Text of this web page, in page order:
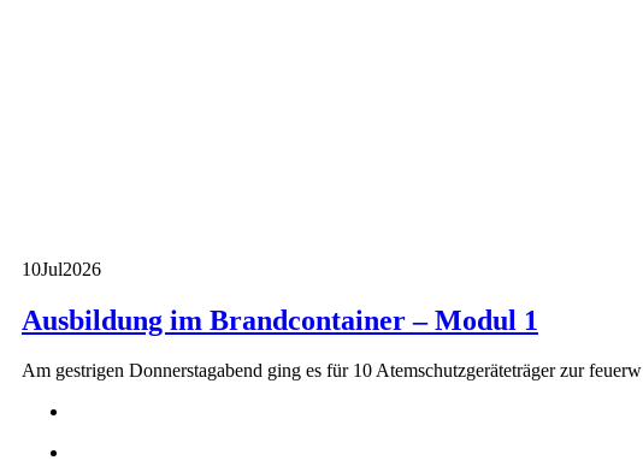
10Jul2026
Ausbildung im Brandcontainer – Modul 1
Am gestrigen Donnerstagabend ging es für 10 Atemschutzgeräteträger zur feuerw